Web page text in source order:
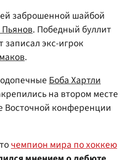
заброшенной шайбой
. Победный буллит
записал экс-игрок
.
Боба Хартли
на втором месте
Восточной конференции
чемпион мира по хоккею